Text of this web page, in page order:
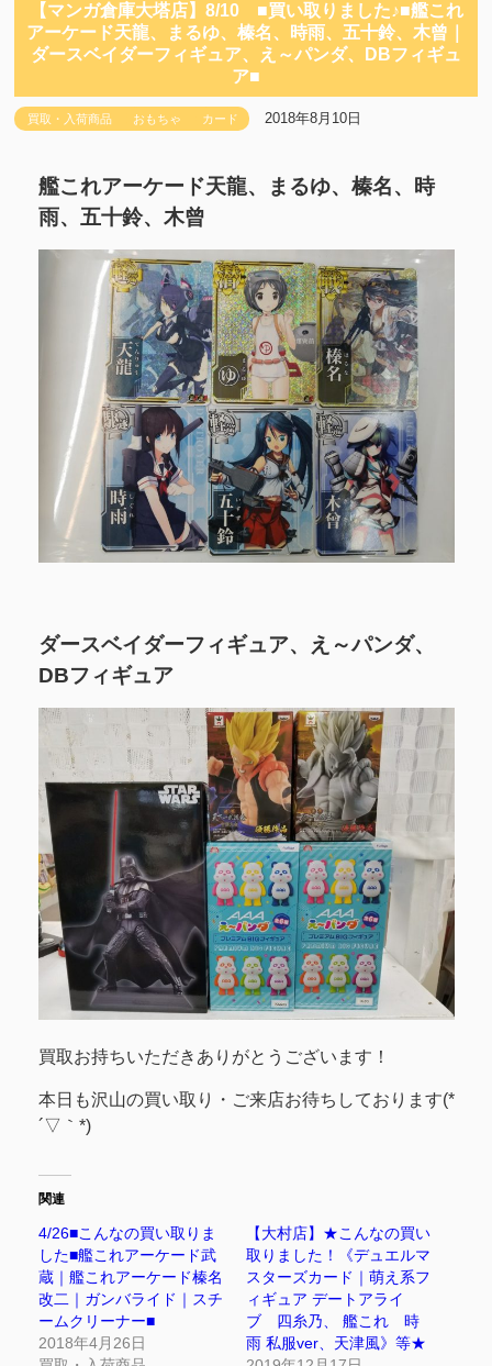
【マンガ倉庫大塔店】8/10 ■買い取りました♪■艦これ
アーケード天龍、まるゆ、榛名、時雨、五十鈴、木曾｜
ダースベイダーフィギュア、え～パンダ、DBフィギュ
ア■
買取・入荷商品 おもちゃ カード 2018年8月10日
艦これアーケード天龍、まるゆ、榛名、時
雨、五十鈴、木曾
ダースベイダーフィギュア、え～パンダ、
DBフィギュア
買取お持ちいただきありがとうございます！
本日も沢山の買い取り・ご来店お待ちしております(*
´▽｀*)
関連
4/26■こんなの買い取りま
した■艦これアーケード武
蔵｜艦これアーケード榛名
改二｜ガンバライド｜スチ
ームクリーナー■
2018年4月26日
【大村店】★こんなの買い
取りました！《デュエルマ
スターズカード｜萌え系フ
ィギュア デートアライ
ブ 四糸乃、 艦これ 時
雨 私服ver、天津風》等★